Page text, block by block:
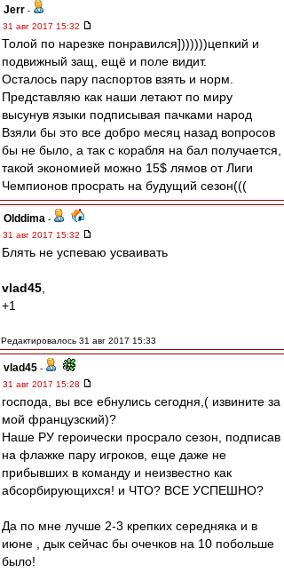
Jerr -
31 авг 2017 15:32
Толой по нарезке понравился]))))))цепкий и
подвижный защ, ещё и поле видит.
Осталось пару паспортов взять и норм.
Представляю как наши летают по миру
высунув языки подписывая пачками народ
Взяли бы это все добро месяц назад вопросов
бы не было, а так с корабля на бал получается,
такой экономией можно 15$ лямов от Лиги
Чемпионов просрать на будущий сезон(((
Olddima -
31 авг 2017 15:32
Блять не успеваю усваивать
vlad45
+1
Редактировалось 31 авг 2017 15:33
vlad45 -
31 авг 2017 15:28
господа, вы все ебнулись сегодня,( извините за
мой французский)?
Наше РУ героически просрало сезон, подписав
на флажке пару игроков, еще даже не
прибывших в команду и неизвестно как
абсорбирующихся! и ЧТО? ВСЕ УСПЕШНО?
Да по мне лучше 2-3 крепких середняка и в
июне , дык сейчас бы очечков на 10 побольше
было!